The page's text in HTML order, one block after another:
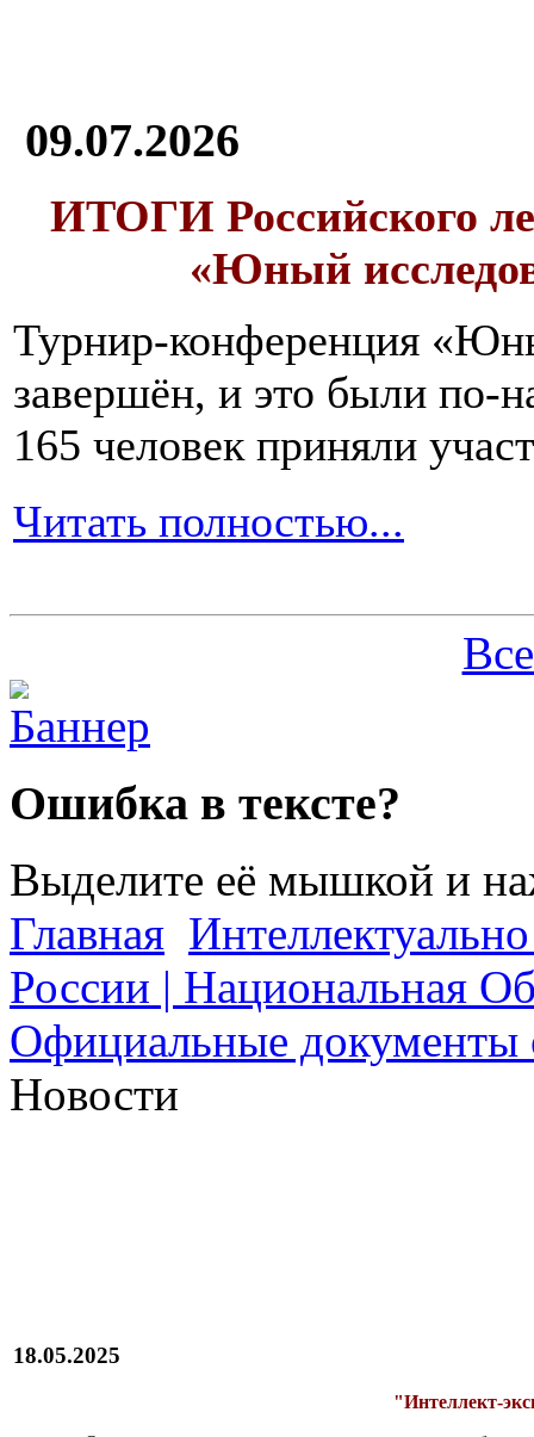
09.07.2026
ИТОГИ Российского
«Юный
Турнир-конференция
завершён, и это были по-
165 человек приняли
Читать полностью...
Ошибка в тексте?
Выделите её мышкой и
Главная
России | Национальная
Официальные документы
Новости
18.05.2025
"Интеллект-